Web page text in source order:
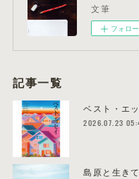
文筆
フォロー
記事一覧
ベスト・エ
2026.07.23
島原と生き